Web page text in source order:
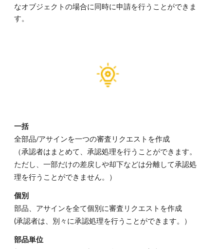
なオブジェクトの場合に同時に申請を行うことができま
す。
一括
全部品/アサインを一つの審査リクエストを作成
（承認者はまとめて、承認処理を行うことができます。
ただし、一部だけの差戻しや却下などは分離して承認処
理を行うことができません。）
個別
部品、アサインを全て個別に審査リクエストを作成
(承認者は、別々に承認処理を行うことができます。）
部品単位